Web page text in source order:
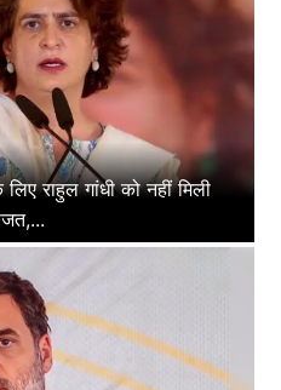
राहुल गांधी को नहीं मिली